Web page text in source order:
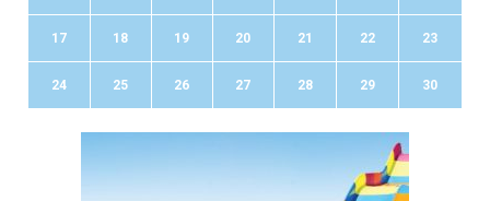
17 18 19 20 21 22 23
24 25 26 27 28 29 30